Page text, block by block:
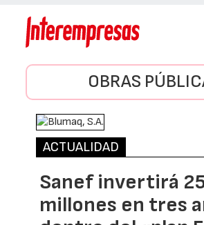
OBRAS
ACTUALIDAD
Sanef invertirá
millones en tres